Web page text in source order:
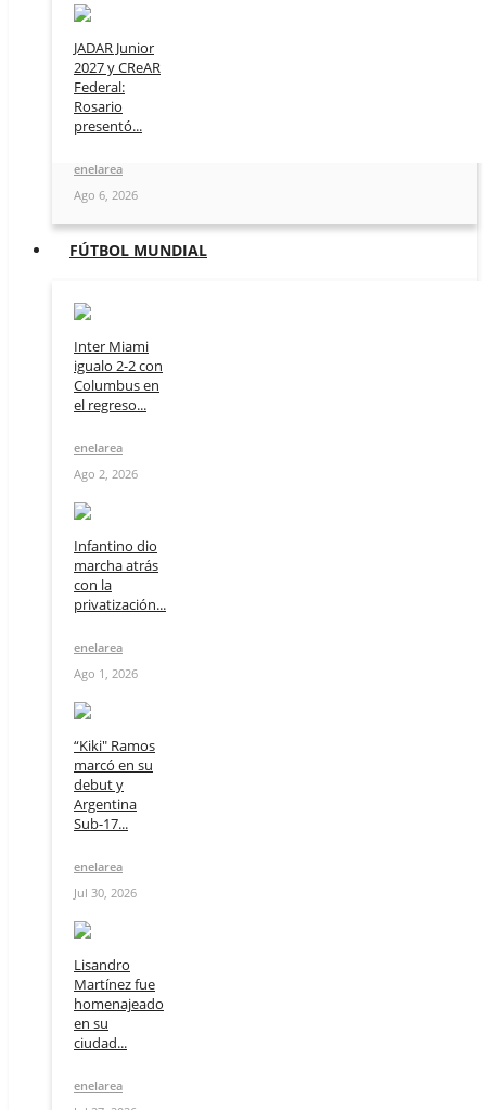
JADAR Junior
2027 y CReAR
Federal:
Rosario
presentó...
enelarea
Ago 6, 2026
FÚTBOL MUNDIAL
Inter Miami
igualo 2-2 con
Columbus en
el regreso...
enelarea
Ago 2, 2026
Infantino dio
marcha atrás
con la
privatización...
enelarea
Ago 1, 2026
“Kiki" Ramos
marcó en su
debut y
Argentina
Sub-17...
enelarea
Jul 30, 2026
Lisandro
Martínez fue
homenajeado
en su
ciudad...
enelarea